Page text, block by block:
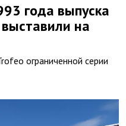
года выпуска
на
ограниченной серии